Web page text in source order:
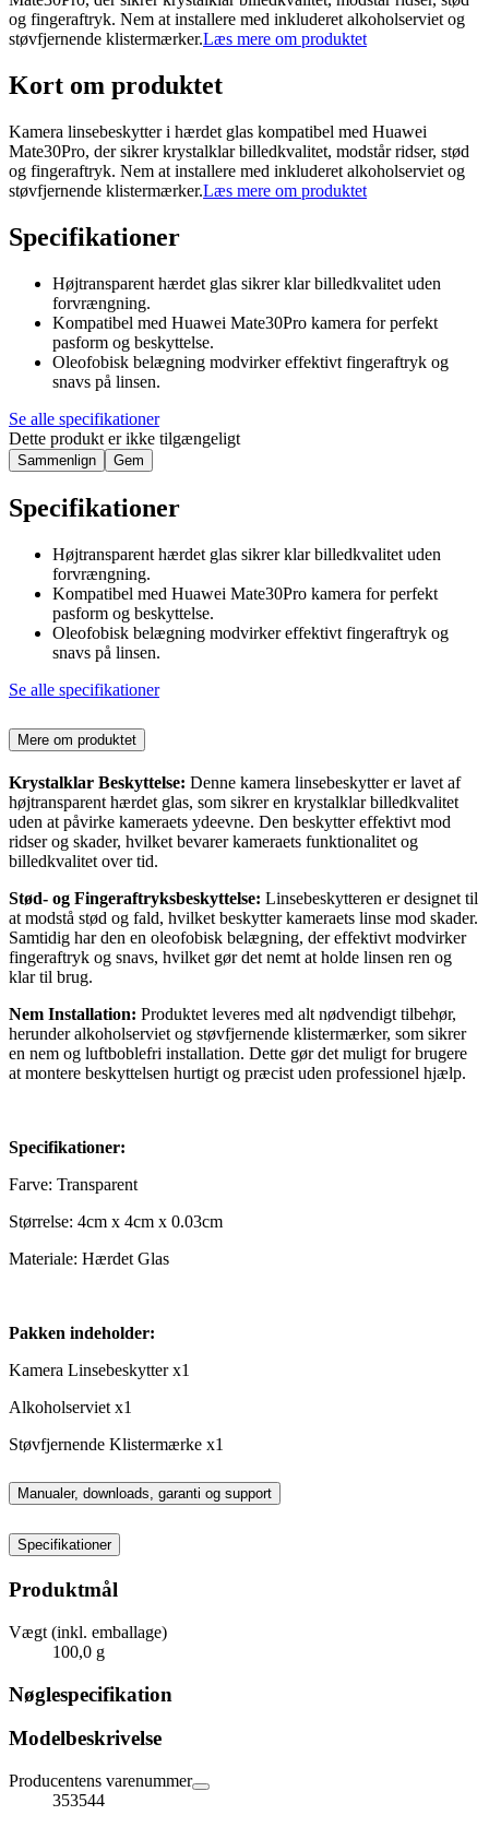
og fingeraftryk. Nem at installere med inkluderet alkoholserviet og
støvfjernende klistermærker.Læs mere om produktet
Kort om produktet
Kamera linsebeskytter i hærdet glas kompatibel med Huawei
Mate30Pro, der sikrer krystalklar billedkvalitet, modstår ridser, stød
og fingeraftryk. Nem at installere med inkluderet alkoholserviet og
støvfjernende klistermærker.Læs mere om produktet
Specifikationer
Højtransparent hærdet glas sikrer klar billedkvalitet uden
forvrængning.
Kompatibel med Huawei Mate30Pro kamera for perfekt
pasform og beskyttelse.
Oleofobisk belægning modvirker effektivt fingeraftryk og
snavs på linsen.
Se alle specifikationer
Dette produkt er ikke tilgængeligt
Sammenlign Gem
Specifikationer
Højtransparent hærdet glas sikrer klar billedkvalitet uden
forvrængning.
Kompatibel med Huawei Mate30Pro kamera for perfekt
pasform og beskyttelse.
Oleofobisk belægning modvirker effektivt fingeraftryk og
snavs på linsen.
Se alle specifikationer
Mere om produktet
Krystalklar Beskyttelse: Denne kamera linsebeskytter er lavet af
højtransparent hærdet glas, som sikrer en krystalklar billedkvalitet
uden at påvirke kameraets ydeevne. Den beskytter effektivt mod
ridser og skader, hvilket bevarer kameraets funktionalitet og
billedkvalitet over tid.
Stød- og Fingeraftryksbeskyttelse: Linsebeskytteren er designet til
at modstå stød og fald, hvilket beskytter kameraets linse mod skader.
Samtidig har den en oleofobisk belægning, der effektivt modvirker
fingeraftryk og snavs, hvilket gør det nemt at holde linsen ren og
klar til brug.
Nem Installation: Produktet leveres med alt nødvendigt tilbehør,
herunder alkoholserviet og støvfjernende klistermærker, som sikrer
en nem og luftboblefri installation. Dette gør det muligt for brugere
at montere beskyttelsen hurtigt og præcist uden professionel hjælp.
Specifikationer:
Farve: Transparent
Størrelse: 4cm x 4cm x 0.03cm
Materiale: Hærdet Glas
Pakken indeholder:
Kamera Linsebeskytter x1
Alkoholserviet x1
Støvfjernende Klistermærke x1
Manualer, downloads, garanti og support
Specifikationer
Produktmål
Vægt (inkl. emballage)
100,0 g
Nøglespecifikation
Modelbeskrivelse
Producentens varenummer
353544